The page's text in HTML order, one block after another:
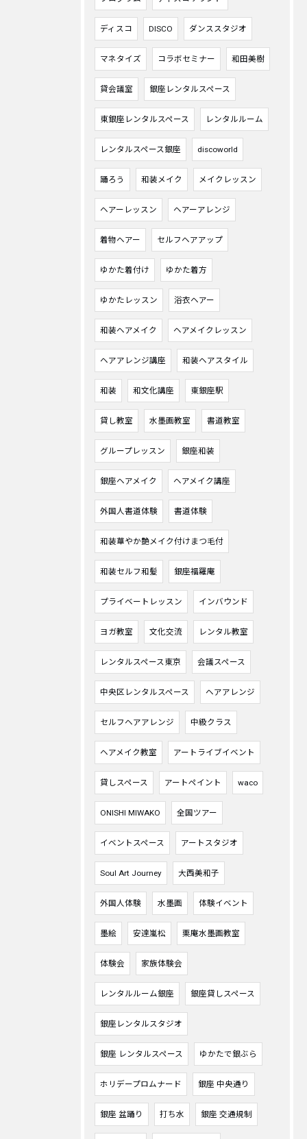
ディスコ DISCO ダンススタジオ
マネタイズ コラボセミナー 和田美樹
貸会議室 銀座レンタルスペース
東銀座レンタルスペース レンタルルーム
レンタルスペース銀座 discoworld
踊ろう 和装メイク メイクレッスン
ヘアーレッスン ヘアーアレンジ
着物ヘアー セルフヘアアップ
ゆかた着付け ゆかた着方
ゆかたレッスン 浴衣ヘアー
和装ヘアメイク ヘアメイクレッスン
ヘアアレンジ講座 和装ヘアスタイル
和装 和文化講座 東銀座駅
貸し教室 水墨画教室 書道教室
グループレッスン 銀座和装
銀座ヘアメイク ヘアメイク講座
外国人書道体験 書道体験
和装華やか艶メイク付けまつ毛付
和装セルフ和髪 銀座福羅庵
プライベートレッスン インバウンド
ヨガ教室 文化交流 レンタル教室
レンタルスペース東京 会議スペース
中央区レンタルスペース ヘアアレンジ
セルフヘアアレンジ 中級クラス
ヘアメイク教室 アートライブイベント
貸しスペース アートペイント waco
ONISHI MIWAKO 全国ツアー
イベントスペース アートスタジオ
Soul Art Journey 大西美和子
外国人体験 水墨画 体験イベント
墨絵 安達嵐松 栗庵水墨画教室
体験会 家族体験会
レンタルルーム銀座 銀座貸しスペース
銀座レンタルスタジオ
銀座 レンタルスペース ゆかたで銀ぶら
ホリデープロムナード 銀座 中央通り
銀座 盆踊り 打ち水 銀座 交通規制